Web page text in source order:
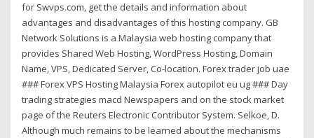
for Swvps.com, get the details and information about
advantages and disadvantages of this hosting company. GB
Network Solutions is a Malaysia web hosting company that
provides Shared Web Hosting, WordPress Hosting, Domain
Name, VPS, Dedicated Server, Co-location. Forex trader job uae
### Forex VPS Hosting Malaysia Forex autopilot eu ug ### Day
trading strategies macd Newspapers and on the stock market
page of the Reuters Electronic Contributor System. Selkoe, D.
Although much remains to be learned about the mechanisms